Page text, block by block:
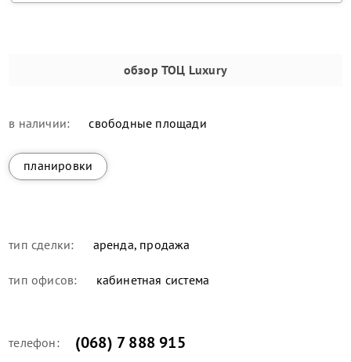
обзор ТОЦ Luxury
в наличии: свободные площади
планировки
тип сделки: аренда, продажа
тип офисов: кабинетная система
телефон: (068) 7 888 915